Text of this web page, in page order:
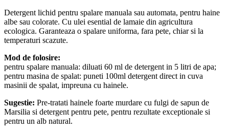
Detergent lichid pentru spalare manuala sau automata, pentru haine
albe sau colorate. Cu ulei esential de lamaie din agricultura
ecologica. Garanteaza o spalare uniforma, fara pete, chiar si la
temperaturi scazute.
Mod de folosire:
pentru spalare manuala: diluati 60 ml de detergent in 5 litri de apa;
pentru masina de spalat: puneti 100ml detergent direct in cuva
masinii de spalat, impreuna cu hainele.
Sugestie: Pre-tratati hainele foarte murdare cu fulgi de sapun de
Marsilia si detergent pentru pete, pentru rezultate exceptionale si
pentru un alb natural.